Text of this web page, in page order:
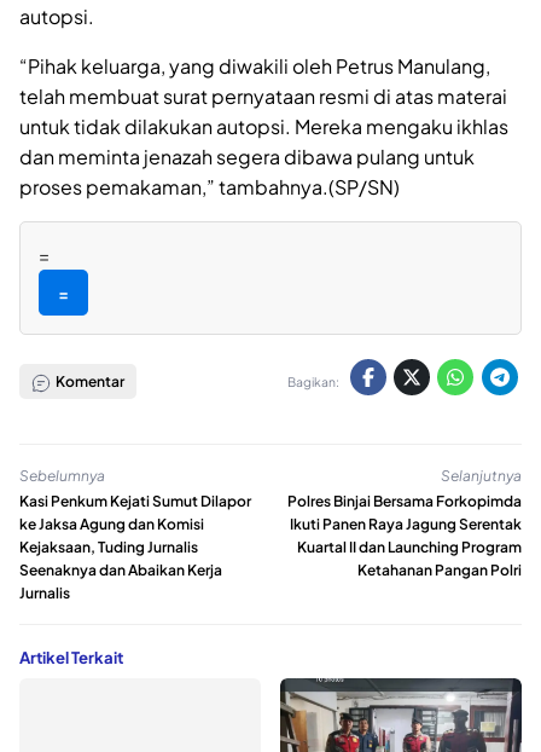
autopsi.
“Pihak keluarga, yang diwakili oleh Petrus Manulang,
telah membuat surat pernyataan resmi di atas materai
untuk tidak dilakukan autopsi. Mereka mengaku ikhlas
dan meminta jenazah segera dibawa pulang untuk
proses pemakaman,” tambahnya.(SP/SN)
=
=
Komentar Bagikan:
Sebelumnya
Kasi Penkum Kejati Sumut Dilapor
ke Jaksa Agung dan Komisi
Kejaksaan, Tuding Jurnalis
Seenaknya dan Abaikan Kerja
Jurnalis
Selanjutnya
Polres Binjai Bersama Forkopimda
Ikuti Panen Raya Jagung Serentak
Kuartal II dan Launching Program
Ketahanan Pangan Polri
Artikel Terkait